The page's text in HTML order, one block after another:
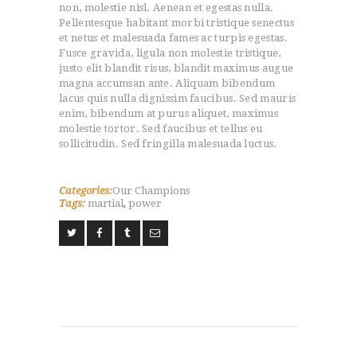
non, molestie nisl. Aenean et egestas nulla.
Pellentesque habitant morbi tristique senectus
et netus et malesuada fames ac turpis egestas.
Fusce gravida, ligula non molestie tristique,
justo elit blandit risus, blandit maximus augue
magna accumsan ante. Aliquam bibendum
lacus quis nulla dignissim faucibus. Sed mauris
enim, bibendum at purus aliquet, maximus
molestie tortor. Sed faucibus et tellus eu
sollicitudin. Sed fringilla malesuada luctus.
Categories:Our Champions
Tags: martial, power